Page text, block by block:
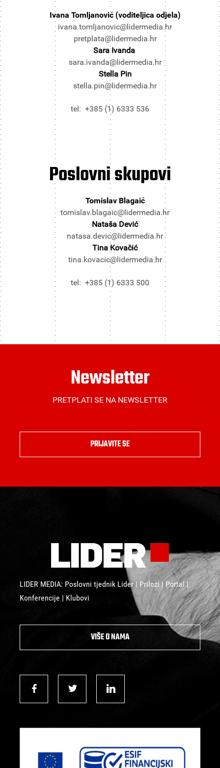
Ivana Tomljanović (voditeljica odjela)
ivana.tomljanovic@lidermedia.hr
pretplata@lidermedia.hr
Sara Ivanda
sara.ivanda@lidermedia.hr
Stella Pin
stella.pin@lidermedia.hr
tel: +385 (1) 6333 536
Poslovniskupovi
Tomislav Blagaić
tomislav.blagaic@lidermedia.hr
Nataša Dević
natasa.devic@lidermedia.hr
Tina Kovačić
tina.kovacic@lidermedia.hr
tel: +385 (1) 6333 500
Newsletter
PRETPLATI SE NA NEWSLETTER
PRIJAVITE SE
LIDER MEDIA: Poslovni tjednik Lider | Prilozi | Portal |
Konferencije | Klubovi
VIŠE O NAMA